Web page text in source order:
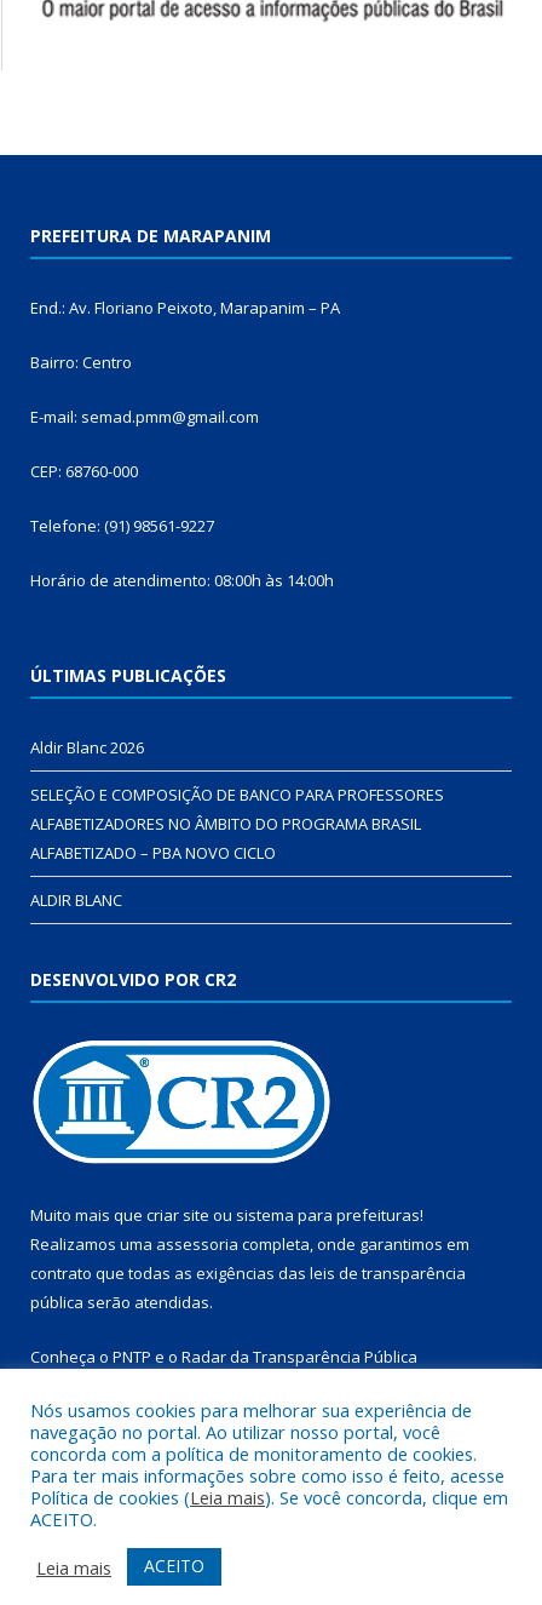
PREFEITURA DE MARAPANIM
End.: Av. Floriano Peixoto, Marapanim – PA
Bairro: Centro
E-mail: semad.pmm@gmail.com
CEP: 68760-000
Telefone: (91) 98561-9227
Horário de atendimento: 08:00h às 14:00h
ÚLTIMAS PUBLICAÇÕES
Aldir Blanc 2026
SELEÇÃO E COMPOSIÇÃO DE BANCO PARA PROFESSORES
ALFABETIZADORES NO ÂMBITO DO PROGRAMA BRASIL
ALFABETIZADO – PBA NOVO CICLO
ALDIR BLANC
DESENVOLVIDO POR CR2
Muito mais que criar site ou sistema para prefeituras!
Realizamos uma assessoria completa, onde garantimos em
contrato que todas as exigências das leis de transparência
pública serão atendidas.
Conheça o PNTP e o Radar da Transparência Pública
Todos os direitos reservados a Prefeitura Municipal de
Marapanim.
Mapa do Site
Acessar Área Administrativa
Acessar Webmail
Nós usamos cookies para melhorar sua experiência de
navegação no portal. Ao utilizar nosso portal, você
concorda com a política de monitoramento de cookies.
Para ter mais informações sobre como isso é feito, acesse
Política de cookies (Leia mais). Se você concorda, clique em
ACEITO.
Leia mais
ACEITO